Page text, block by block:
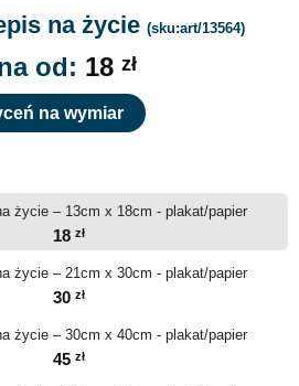
na życie (sku:art/13564)
od: 18 zł
na wymiar
życie – 13cm x 18cm - plakat/papier
18 zł
życie – 21cm x 30cm - plakat/papier
30 zł
życie – 30cm x 40cm - plakat/papier
45 zł